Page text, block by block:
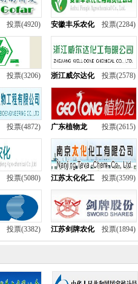
投票(4920) 安徽丰乐农化 投票(2284)
投票(3206) 浙江威尔达化 投票(2578)
投票(4872) 广东植物龙 投票(2615)
投票(5080) 江苏太化化工 投票(3599)
投票(3382) 江苏剑牌农化 投票(1894)